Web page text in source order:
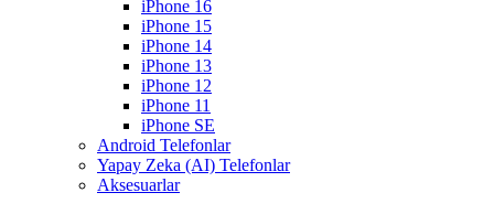
iPhone 16
iPhone 15
iPhone 14
iPhone 13
iPhone 12
iPhone 11
iPhone SE
Android Telefonlar
Yapay Zeka (AI) Telefonlar
Aksesuarlar